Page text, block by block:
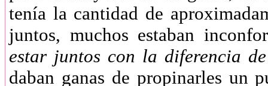
tenía la cantidad de
juntos, muchos estaban
estar juntos con la diferencia
daban ganas de propinarles un